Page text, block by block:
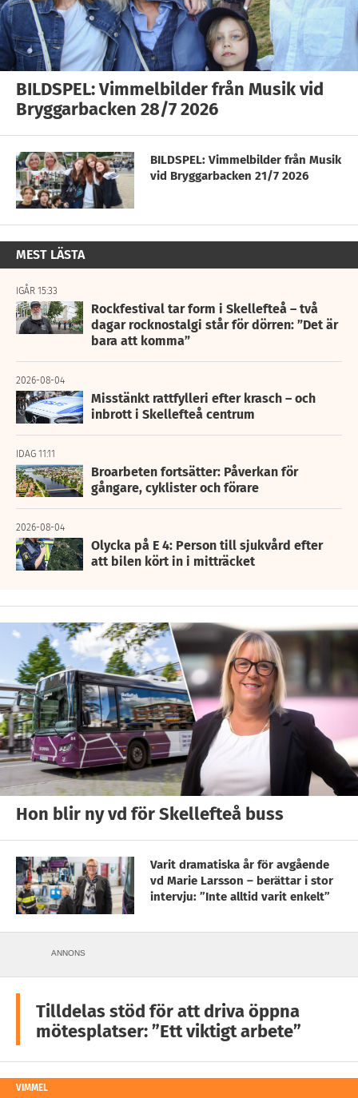
BILDSPEL: Vimmelbilder från Musik vid
Bryggarbacken 28/7 2026
BILDSPEL: Vimmelbilder från Musik
vid Bryggarbacken 21/7 2026
MEST LÄSTA
IGÅR 15:33
Rockfestival tar form i Skellefteå – två
dagar rocknostalgi står för dörren: ”Det är
bara att komma”
2026-08-04
Misstänkt rattfylleri efter krasch – och
inbrott i Skellefteå centrum
IDAG 11:11
Broarbeten fortsätter: Påverkan för
gångare, cyklister och förare
2026-08-04
Olycka på E 4: Person till sjukvård efter
att bilen kört in i mitträcket
Hon blir ny vd för Skellefteå buss
Varit dramatiska år för avgående
vd Marie Larsson – berättar i stor
intervju: ”Inte alltid varit enkelt”
ANNONS
Tilldelas stöd för att driva öppna
mötesplatser: ”Ett viktigt arbete”
VIMMEL